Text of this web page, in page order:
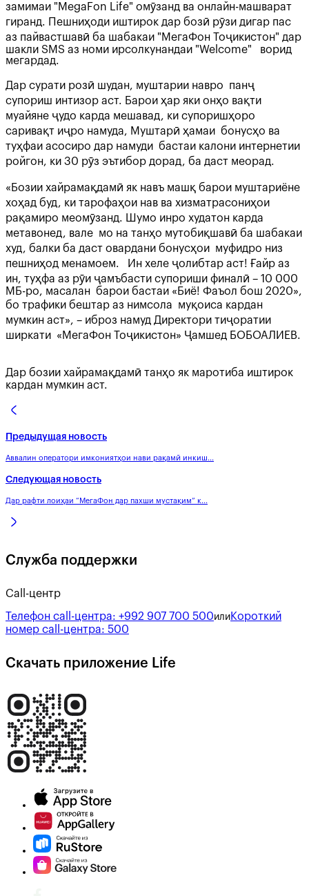
замимаи "MegaFon Life" омӯзанд ва онлайн-машварат
гиранд. Пешниҳоди иштирок дар бозӣ рӯзи дигар пас
аз пайвастшавӣ ба шабакаи "МегаФон Тоҷикистон" дар
шакли SMS аз номи ирсолкунандаи "Welcome" ворид
мегардад.
Дар сурати розӣ шудан, муштарии навро панҷ
супориш интизор аст. Барои ҳар яки онҳо вақти
муайяне ҷудо карда мешавад, ки супоришҳоро
саривақт иҷро намуда, Муштарӣ ҳамаи бонусҳо ва
туҳфаи асосиро дар намуди бастаи калони интернетии
ройгон, ки 30 рӯз эътибор дорад, ба даст меорад.
«Бозии хайрамақдамӣ як навъ машқ барои муштариёне
хоҳад буд, ки тарофаҳои нав ва хизматрасониҳои
рақамиро меомӯзанд. Шумо инро худатон карда
метавонед, вале мо на танҳо мутобиқшавӣ ба шабакаи
худ, балки ба даст овардани бонусҳои муфидро низ
пешниҳод менамоем. Ин хеле ҷолибтар аст! Ғайр аз
ин, туҳфа аз рӯи ҷамъбасти супориши финалӣ – 10 000
МБ-ро, масалан барои бастаи «Биё! Фаъол бош 2020»,
бо трафики бештар аз нимсола муқоиса кардан
мумкин аст», – иброз намуд Директори тиҷоратии
ширкати «МегаФон Тоҷикистон» Ҷамшед БОБОАЛИЕВ.
Дар бозии хайрамақдамӣ танҳо як маротиба иштирок
кардан мумкин аст.
Предыдущая новость
Аввалин оператори имкониятҳои нави рақамӣ инкиш...
Следующая новость
Дар рафти лоиҳаи “МегаФон дар пахши мустақим” к...
Служба поддержки
Call-центр
Телефон call-центра: +992 907 700 500или Короткий
номер call-центра: 500
Скачать приложение Life